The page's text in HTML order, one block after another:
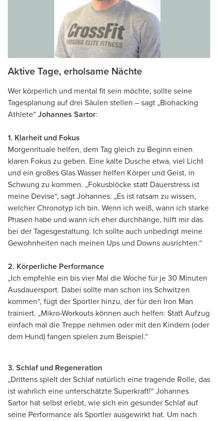
Aktive Tage, erholsame Nächte
Wer körperlich und mental fit sein möchte, sollte seine
Tagesplanung auf drei Säulen stellen – sagt „Biohacking
Athlete“ Johannes Sartor:
1. Klarheit und Fokus
Morgenrituale helfen, dem Tag gleich zu Beginn einen
klaren Fokus zu geben. Eine kalte Dusche etwa, viel Licht
und ein großes Glas Wasser helfen Körper und Geist, in
Schwung zu kommen. „Fokusblöcke statt Dauerstress ist
meine Devise“, sagt Johannes. „Es ist ratsam zu wissen,
welcher Chronotyp ich bin. Wenn ich weiß, wann ich starke
Phasen habe und wann ich eher durchhänge, hilft mir das
bei der Tagesgestaltung. Ich sollte auch unbedingt meine
Gewohnheiten nach meinen Ups und Downs ausrichten.“
2. Körperliche Performance
„Ich empfehle ein bis vier Mal die Woche für je 30 Minuten
Ausdauersport. Dabei sollte man schon ins Schwitzen
kommen“, fügt der Sportler hinzu, der für den Iron Man
trainiert. „Mikro-Workouts können auch helfen: Statt Aufzug
einfach mal die Treppe nehmen oder mit den Kindern (oder
dem Hund) fangen spielen zum Beispiel.“
3. Schlaf und Regeneration
„Drittens spielt der Schlaf natürlich eine tragende Rolle, das
ist wahrlich eine unterschätzte Superkraft!“ Johannes
Sartor hat selbst erlebt, wie sich ein gesunder Schlaf auf
seine Performance als Sportler ausgewirkt hat. Um nach